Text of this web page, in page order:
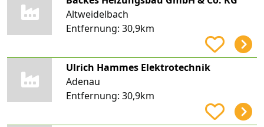
Altweidelbach
Entfernung: 30,9km
Ulrich Hammes Elektrotechnik
Adenau
Entfernung: 30,9km